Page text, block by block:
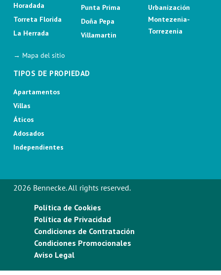
Horadada
Torreta Florida
La Herrada
Punta Prima
Doña Pepa
Villamartin
Urbanización
Montezenia-
Torrezenia
→ Mapa del sitio
TIPOS DE PROPIEDAD
Apartamentos
Villas
Áticos
Adosados
Independientes
2026 Bennecke. All rights reserved.
Política de Cookies
Política de Privacidad
Condiciones de Contratación
Condiciones Promocionales
Aviso Legal